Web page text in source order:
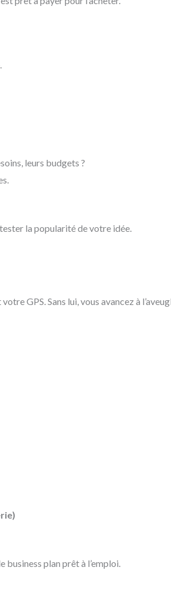
leurs budgets ?
la popularité de votre idée.
GPS. Sans lui, vous avancez à
business plan prêt à l’emploi.